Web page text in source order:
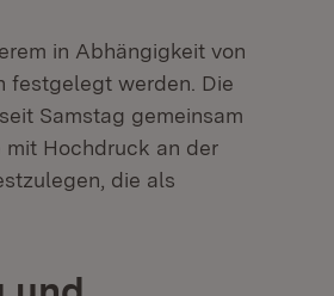
in Abhängigkeit von
festgelegt werden. Die
Samstag gemeinsam
mit Hochdruck an der
die als